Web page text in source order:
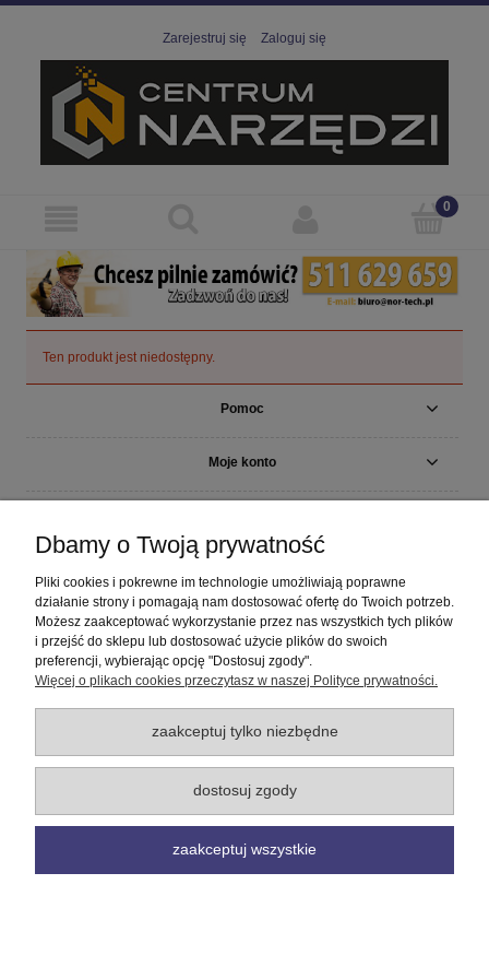
Zarejestruj się Zaloguj się
Ten produkt jest niedostępny.
Pomoc
Moje konto
O nas
pokaż pełną wersję strony
Sklep internetowy Shoper Premium
Dbamy o Twoją prywatność
Pliki cookies i pokrewne im technologie umożliwiają poprawne
działanie strony i pomagają nam dostosować ofertę do Twoich potrzeb.
Możesz zaakceptować wykorzystanie przez nas wszystkich tych plików
i przejść do sklepu lub dostosować użycie plików do swoich
preferencji, wybierając opcję "Dostosuj zgody".
Więcej o plikach cookies przeczytasz w naszej Polityce prywatności.
zaakceptuj tylko niezbędne
dostosuj zgody
zaakceptuj wszystkie